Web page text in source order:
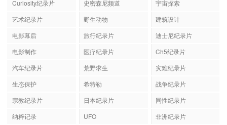
Curiosity纪录片 史密森尼频道
宇宙探索
艺术纪录片
野生动物
建筑设计
电影幕后
旅行纪录片
迪士尼纪录片
电影制作
医疗纪录片
Ch5纪录片
汽车纪录片
荒野求生
灾难纪录片
生态保护
希特勒
战争纪录片
宗教纪录片
日本纪录片
同性纪录片
纳粹记录
UFO
非洲纪录片